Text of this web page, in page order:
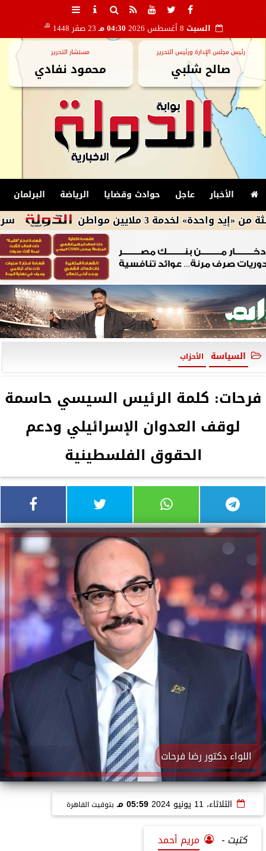
السبت 04:30 مـ 23 صفر 1448 هـ
رئيس مجلس الإدارة ورئيس التحرير
صالح شلبي
مستشار التحرير
محمود نفادي
الأخبار عاجل حوادث وقضايا الرياضة البرلمان
سرج يدعو 3 ملايين مواطن
السياسة الأحزاب
فرحات: كلمة الرئيس السيسي حاسمة
لوقف العدوان الإسرائيلي ودعم
الحقوق الفلسطينية
اللواء دكتور رضا فرحات
الثلاثاء، 11 يونيو 2024 05:59 مـ بتوقيت القاهرة
كتبت -
مريم أحمد